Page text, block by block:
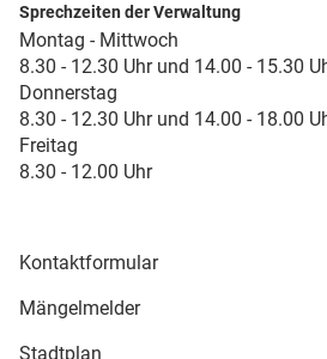
Sprechzeiten der Verwaltung
Montag - Mittwoch
8.30 - 12.30 Uhr und 14.00 - 15.30
Donnerstag
8.30 - 12.30 Uhr und 14.00 - 18.00
Freitag
8.30 - 12.00 Uhr
Kontaktformular
Mängelmelder
Stadtplan